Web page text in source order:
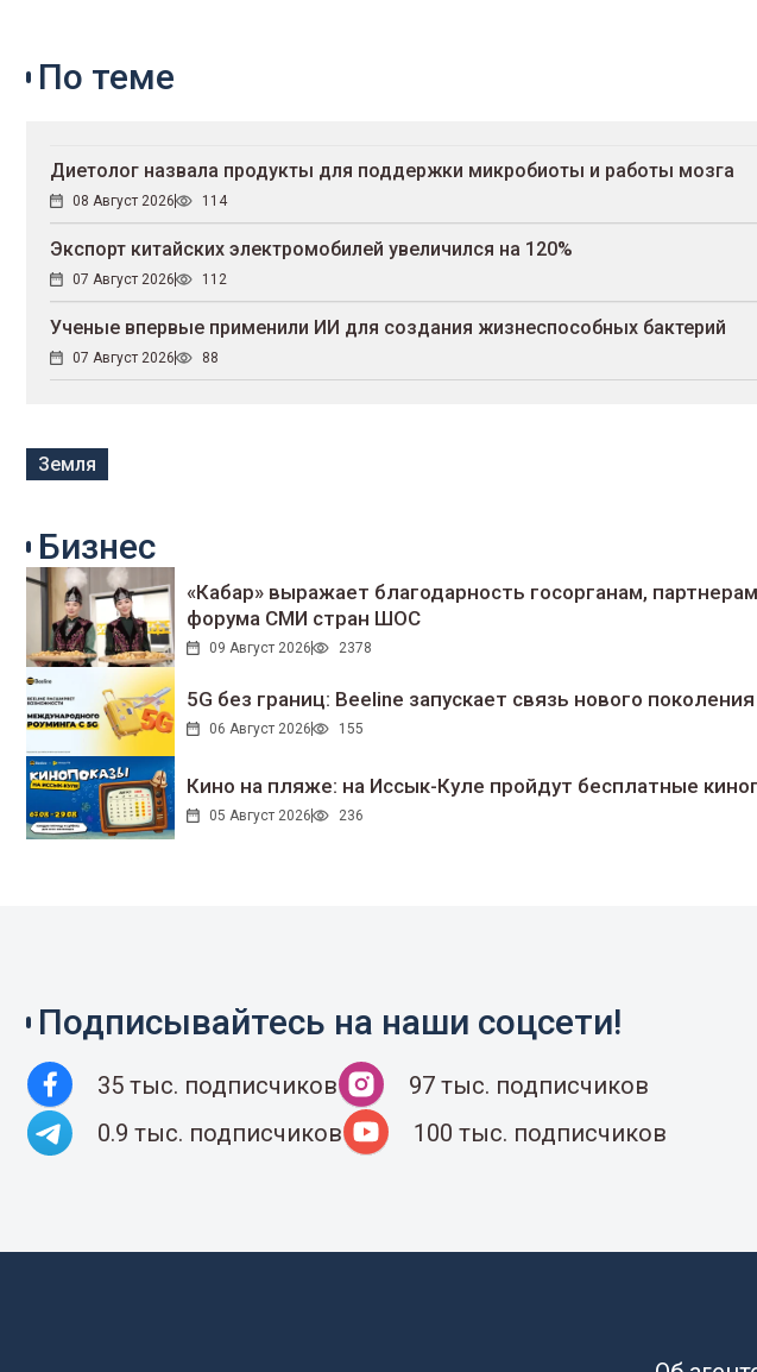
По теме
Диетолог назвала продукты для поддержки микробиоты и работы мозга
08 Август 2026 114
Экспорт китайских электромобилей увеличился на 120%
07 Август 2026 112
Ученые впервые применили ИИ для создания жизнеспособных бактерий
07 Август 2026 88
Земля
Бизнес
«Кабар» выражает благодарность госорганам,
форума СМИ стран ШОС
09 Август 2026 2378
5G без границ: Beeline запускает связь нового
06 Август 2026 155
Кино на пляже: на Иссык-Куле пройдут беcплатные
05 Август 2026 236
Подписывайтесь на наши соцсети!
35 тыс. подписчиков
97 тыс. подписчиков
0.9 тыс. подписчиков
100 тыс. подписчиков